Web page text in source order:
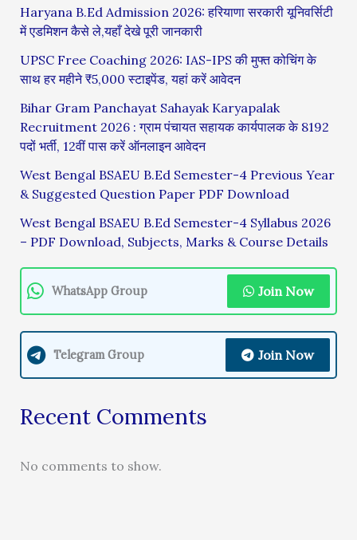
Haryana B.Ed Admission 2026: हरियाणा सरकारी यूनिवर्सिटी
में एडमिशन कैसे ले,यहाँ देखे पूरी जानकारी
UPSC Free Coaching 2026: IAS-IPS की मुफ्त कोचिंग के
साथ हर महीने ₹5,000 स्टाइपेंड, यहां करें आवेदन
Bihar Gram Panchayat Sahayak Karyapalak
Recruitment 2026 : ग्राम पंचायत सहायक कार्यपालक के 8192
पदों भर्ती, 12वीं पास करें ऑनलाइन आवेदन
West Bengal BSAEU B.Ed Semester-4 Previous Year
& Suggested Question Paper PDF Download
West Bengal BSAEU B.Ed Semester-4 Syllabus 2026
– PDF Download, Subjects, Marks & Course Details
WhatsApp Group Join Now
Telegram Group Join Now
Recent Comments
No comments to show.